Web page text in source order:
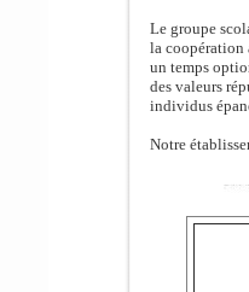
Le groupe
la coopération
un temps
des valeurs
individus
Notre